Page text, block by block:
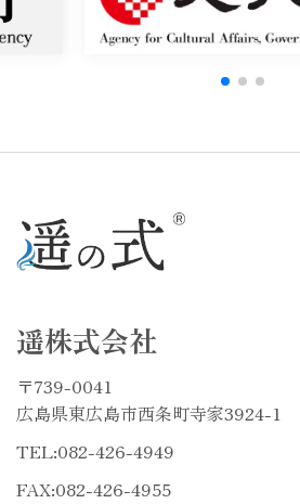
遥株式会社
〒739-0041
広島県東広島市西条町寺家3924-1
TEL:082-426-4949
FAX:082-426-4955